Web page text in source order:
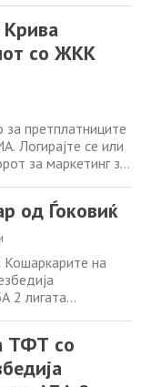
за кислород
презеде Пиза
со ЖКК
претплатниците
Логирајте се или
за маркетинг за
зимската пауза
МЗТ Скопје
домаќин на
до 16
од Ѓоковиќ
од Ѓоковиќ
на
2 лигата
презеде Пиза
„не“ на
ТФТ со